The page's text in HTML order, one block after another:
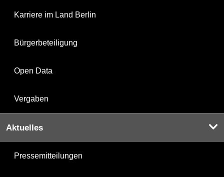
Karriere im Land Berlin
Bürgerbeteiligung
Open Data
Vergaben
Aktuelles
Pressemitteilungen